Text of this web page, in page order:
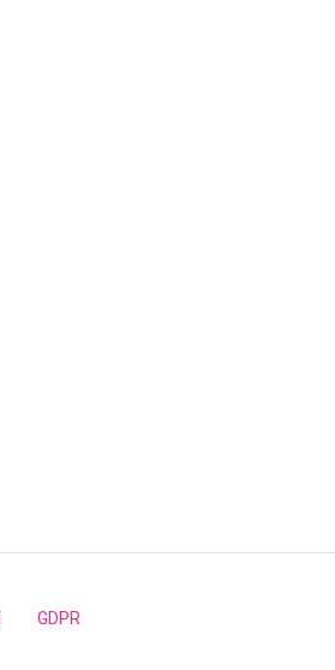
GDPR